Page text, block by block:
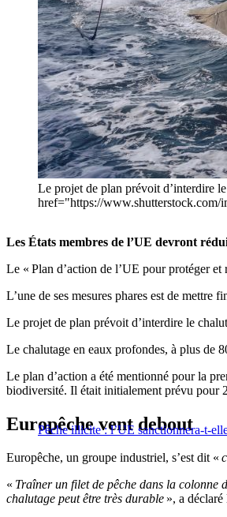
Le projet de plan prévoit d’interdire
href="https://www.shutterstock.com/
Les États membres de l’UE devront
Le « Plan d’action de l’UE pour protéger
L’une de ses mesures phares est de
Le projet de plan prévoit d’interdire le
Le chalutage en eaux profondes, à plus de
Le plan d’action a été mentionné pour la
biodiversité. Il était initialement prévu pour
Pêche illicite : l’UE sanctionnera-t-
Europêche vent debout
Europêche, un groupe industriel, s’est dit «
« Traîner un filet de pêche dans la colonne
chalutage peut être très durable », a déclaré